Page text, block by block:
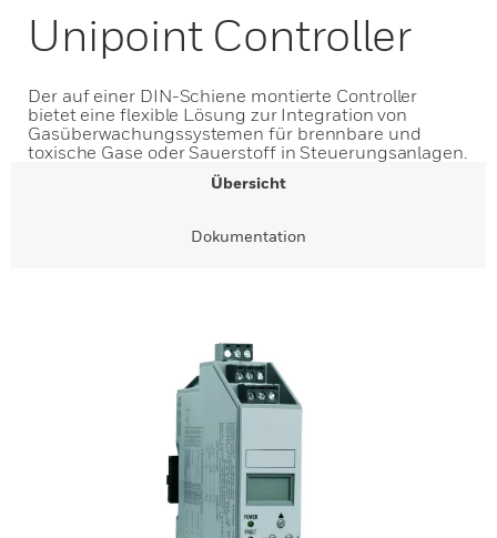
Unipoint Controller
Der auf einer DIN-Schiene montierte Controller
bietet eine flexible Lösung zur Integration von
Gasüberwachungssystemen für brennbare und
toxische Gase oder Sauerstoff in Steuerungsanlagen.
Übersicht
Dokumentation